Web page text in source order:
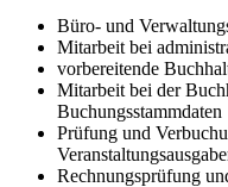
Büro- und
Mitarbeit bei
vorbereitende
Mitarbeit bei der
Buchungsstammdaten
Prüfung und
Rechnungsprüfung